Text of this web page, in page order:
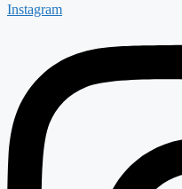
Instagram